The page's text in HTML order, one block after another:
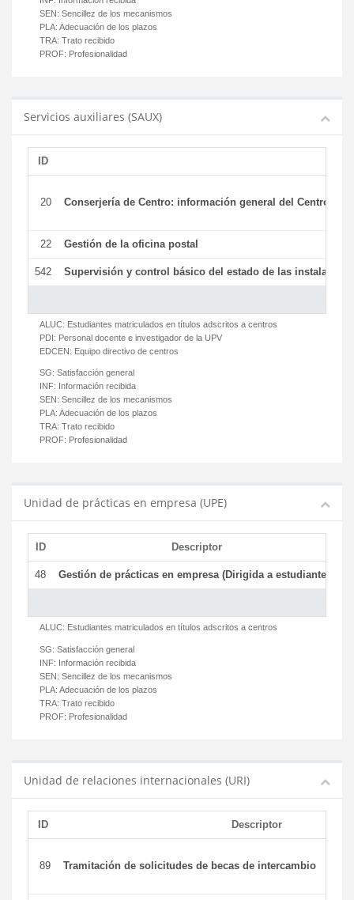
SEN: Sencillez de los mecanismos
PLA: Adecuación de los plazos
TRA: Trato recibido
PROF: Profesionalidad
Servicios auxiliares (SAUX)
ID
20 Conserjería de Centro: información general del Centro y
22 Gestión de la oficina postal
542 Supervisión y control básico del estado de las
ALUC: Estudiantes matriculados en títulos adscritos a centros
PDI: Personal docente e investigador de la UPV
EDCEN: Equipo directivo de centros
SG: Satisfacción general
INF: Información recibida
SEN: Sencillez de los mecanismos
PLA: Adecuación de los plazos
TRA: Trato recibido
PROF: Profesionalidad
Unidad de prácticas en empresa (UPE)
ID Descriptor
48 Gestión de prácticas en empresa (Dirigida a estudiantes)
ALUC: Estudiantes matriculados en títulos adscritos a centros
SG: Satisfacción general
INF: Información recibida
SEN: Sencillez de los mecanismos
PLA: Adecuación de los plazos
TRA: Trato recibido
PROF: Profesionalidad
Unidad de relaciones internacionales (URI)
ID Descriptor
89 Tramitación de solicitudes de becas de intercambio